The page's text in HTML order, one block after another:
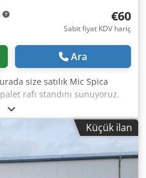
€60
Sabit fiyat KDV hariç
Ara
size satılık Mic Spica
rafı standını sunuyoruz.
Raf sistemi: Mic Spica
dik, kullanılan malzeme
80 x 70 mm Dahil. çapraz
Dikmeler önceden
) 2.780 mm yükseklik 1.000
Apcsck
Küçük ilan